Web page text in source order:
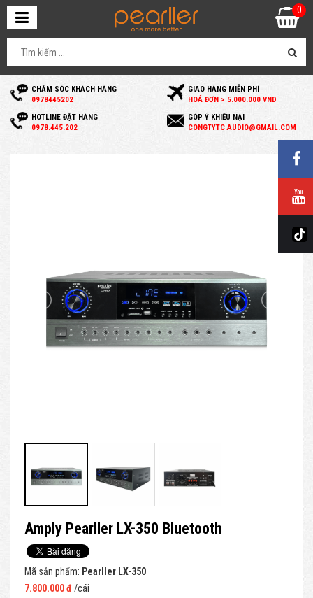
CHĂM SÓC KHÁCH HÀNG
0978445202
GIAO HÀNG MIỄN PHÍ
HOÁ ĐƠN > 5.000.000 VND
HOTLINE ĐẶT HÀNG
0978.445.202
GÓP Ý KHIẾU NẠI
CONGTYTC.AUDIO@GMAIL.COM
0
Amply Pearller LX-350 Bluetooth
Mã sản phẩm: Pearller LX-350
7.800.000 đ /cái